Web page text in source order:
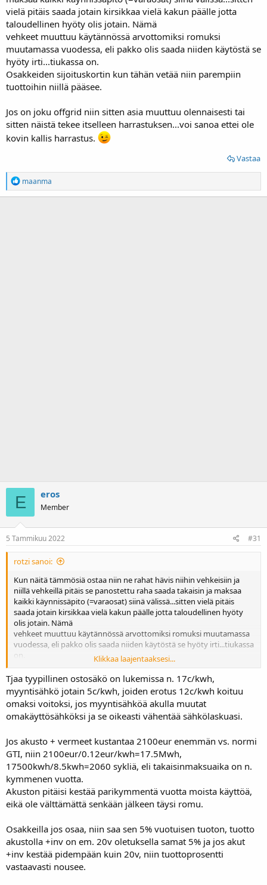
vielä pitäis saada jotain kirsikkaa vielä kakun päälle jotta
taloudellinen hyöty olis jotain. Nämä
vehkeet muuttuu käytännössä arvottomiksi romuksi
muutamassa vuodessa, eli pakko olis saada niiden käytöstä se
hyöty irti...tiukassa on.
Osakkeiden sijoituskortin kun tähän vetää niin parempiin
tuottoihin niillä pääsee.
Jos on joku offgrid niin sitten asia muuttuu olennaisesti tai
sitten näistä tekee itselleen harrastuksen...voi sanoa ettei ole
kovin kallis harrastus.
Vastaa
R
e
a
maanma
E eros
Member
5 Tammikuu 2022 #31
rotzi sanoi:
Kun näitä tämmösiä ostaa niin ne rahat hävis niihin vehkeisiin ja
niillä vehkeillä pitäis se panostettu raha saada takaisin ja maksaa
kaikki käynnissäpito (=varaosat) siinä välissä...sitten vielä pitäis
saada jotain kirsikkaa vielä kakun päälle jotta taloudellinen hyöty
olis jotain. Nämä
vehkeet muuttuu käytännössä arvottomiksi romuksi muutamassa
vuodessa, eli pakko olis saada niiden käytöstä se hyöty irti...tiukassa
on.
Osakkeiden sijoituskortin kun tähän vetää niin parempiin tuottoihin
niillä pääsee.
Klikkaa laajentaaksesi...
Tjaa tyypillinen ostosäkö on lukemissa n. 17c/kwh,
myyntisähkö jotain 5c/kwh, joiden erotus 12c/kwh koituu
omaksi voitoksi, jos myyntisähköä akulla muutat
omakäyttösähköksi ja se oikeasti vähentää sähkölaskuasi.
Jos akusto + vermeet kustantaa 2100eur enemmän vs. normi
GTI, niin 2100eur/0.12eur/kwh=17.5Mwh,
17500kwh/8.5kwh=2060 sykliä, eli takaisinmaksuaika on n.
kymmenen vuotta.
Akuston pitäisi kestää parikymmentä vuotta moista käyttöä,
eikä ole välttämättä senkään jälkeen täysi romu.
Osakkeilla jos osaa, niin saa sen 5% vuotuisen tuoton, tuotto
akustolla +inv on em. 20v oletuksella samat 5% ja jos akut
+inv kestää pidempään kuin 20v, niin tuottoprosentti
vastaavasti nousee.